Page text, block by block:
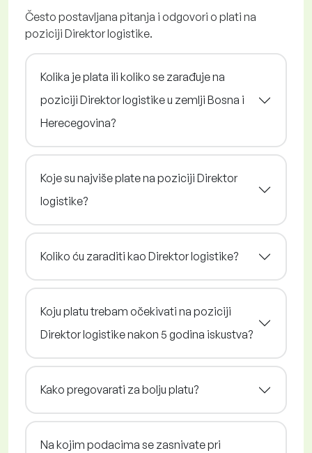
Često postavljana pitanja i odgovori o plati na
poziciji Direktor logistike.
Kolika je plata ili koliko se zarađuje na
poziciji Direktor logistike u zemlji Bosna i
Herecegovina?
Koje su najviše plate na poziciji Direktor
logistike?
Koliko ću zaraditi kao Direktor logistike?
Koju platu trebam očekivati na poziciji
Direktor logistike nakon 5 godina iskustva?
Kako pregovarati za bolju platu?
Na kojim podacima se zasnivate pri